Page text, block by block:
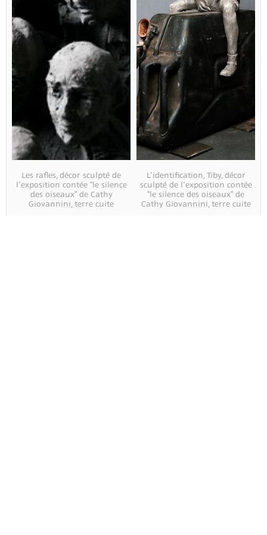
Les rafles, décor sculpté de
l'exposition contée "le silence
des oiseaux" de Cathy
Giovannini, terre cuite
L'identification, Tiby, décor
sculpté de l'exposition contée
"le silence des oiseaux" de
Cathy Giovannini, terre cuite